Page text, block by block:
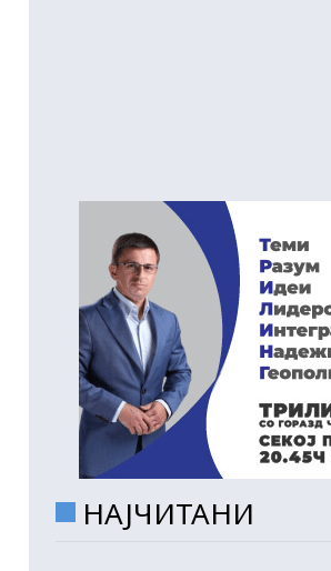
НАЈЧИТАНИ